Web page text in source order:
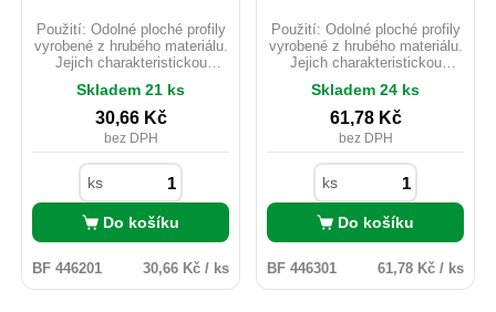
Použití: Odolné ploché profily
vyrobené z hrubého materiálu.
Jejich charakteristickou
v řadách které jsou vzájemně
posunuté takže tím nedochází
k zatloukání hřebíků mezi
stejná vlákna dřeva. To
snižuje riziko jeho prasknutí.
Skladem 21 ks
30,66 Kč
bez DPH
ks
Do košíku
BF 446201 30,66 Kč / ks
Použití: Odolné ploché profily
vyrobené z hrubého materiálu.
Jejich charakteristickou
v řadách které jsou vzájemně
posunuté takže tím nedochází
k zatloukání hřebíků mezi
stejná vlákna dřeva. To
snižuje riziko jeho prasknutí.
Skladem 24 ks
61,78 Kč
bez DPH
ks
Do košíku
BF 446301 61,78 Kč / ks